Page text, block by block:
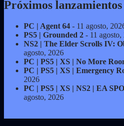
Próximos lanzamientos
PC | Agent 64 - 11 agosto,
PS5 | Grounded 2 - 11 agosto,
NS2 | The Elder Scrolls IV:
agosto, 2026
PC | PS5 | XS | No More
PC | PS5 | XS | Emergency
2026
PC | PS5 | XS | NS2 | EA
agosto, 2026